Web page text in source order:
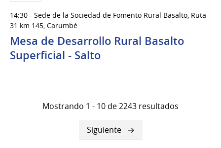
de
Ago
del
2026
14:30 - Sede de la Sociedad de Fomento Rural Basalto, Ruta
31 km 145, Carumbé
Mesa de Desarrollo Rural Basalto
Superficial - Salto
Mostrando 1 - 10 de 2243 resultados
Siguiente
página
Siguiente